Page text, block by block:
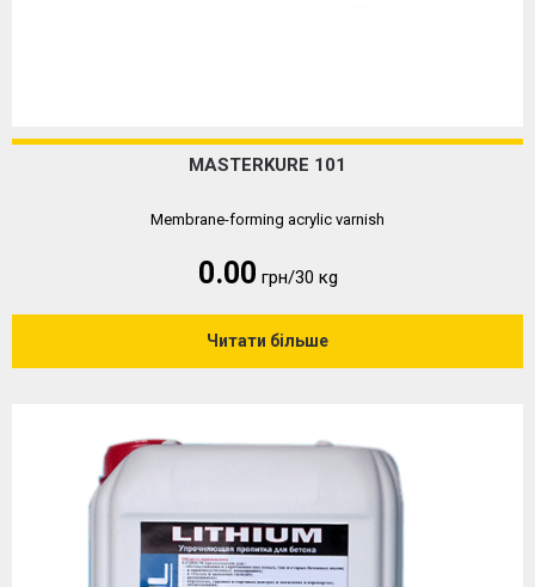
MASTERKURE 101
Membrane-forming acrylic varnish
0.00 грн/30 кg
Читати більше